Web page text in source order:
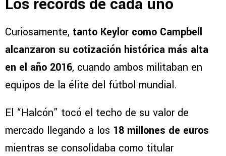
Curiosamente, tanto Keylor como Campbell
alcanzaron su cotización histórica más alta
en el año 2016, cuando ambos militaban en
equipos de la élite del fútbol mundial.
El “Halcón” tocó el techo de su valor de
mercado llegando a los 18 millones de euros
mientras se consolidaba como titular